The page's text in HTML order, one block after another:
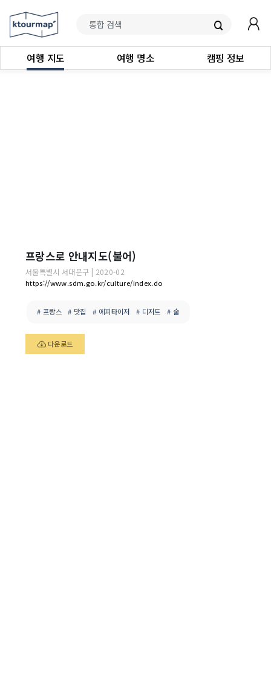
여행 지도 여행 명소 캠핑 정보
프랑스로 안내지도(불어)
서울특별시 서대문구 | 2020-02
https://www.sdm.go.kr/culture/index.do
# 프랑스 # 맛집 # 에피타이저 # 디저트 # 술
다운로드